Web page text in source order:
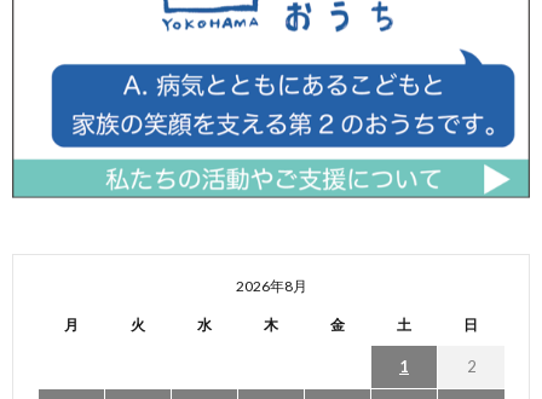
2026年8月
月 火 水 木 金 土 日
1 2